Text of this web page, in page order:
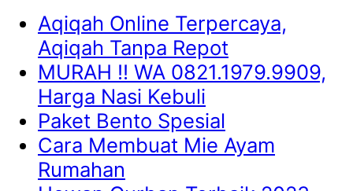
Aqiqah Online Terpercaya,
Aqiqah Tanpa Repot
MURAH !! WA 0821.1979.9909,
Harga Nasi Kebuli
Paket Bento Spesial
Cara Membuat Mie Ayam
Rumahan